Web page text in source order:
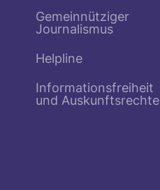
Gemeinnütziger
Journalismus
Helpline
Informationsfreiheit
und Auskunftsrechte